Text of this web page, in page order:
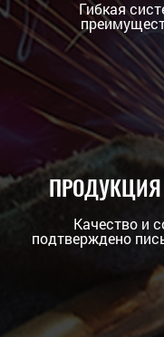
Гибкая
ПРОДУКЦИЯ
Качество и
подтверждено